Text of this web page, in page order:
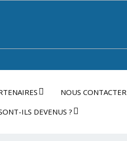
NOUS CONTACTER
ILS DEVENUS ?